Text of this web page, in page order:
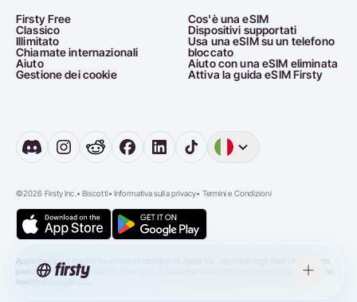
Firsty Free
Classico
Illimitato
Chiamate internazionali
Aiuto
Gestione dei cookie
Cos'è una eSIM
Dispositivi supportati
Usa una eSIM su un telefono
bloccato
Aiuto con una eSIM eliminata
Attiva la guida eSIM Firsty
©2026 Firsty Inc. • Biscotti• Informativa sulla privacy• Termini e Condizioni
Apple® e il logo Apple® sono marchi registrati di Apple Inc., registrati negli Stati Uniti e in altri
paesi. App Store è un marchio di servizio di Apple Inc. Google Play e il logo Google Play sono
marchi di Google LLC.